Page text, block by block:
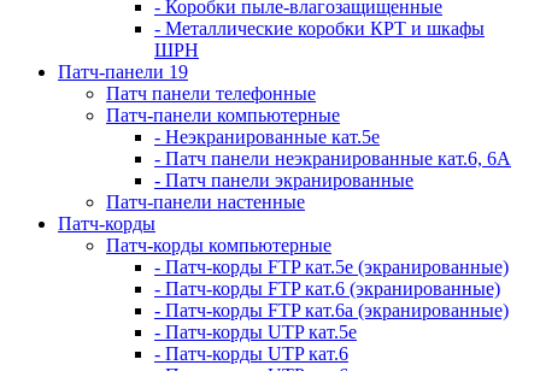
- Коробки пыле-влагозащищенные
- Металлические коробки КРТ и шкафы
ШРН
Патч-панели 19
Патч панели телефонные
Патч-панели компьютерные
- Неэкранированные кат.5е
- Патч панели неэкранированные кат.6, 6А
- Патч панели экранированные
Патч-панели настенные
Патч-корды
Патч-корды компьютерные
- Патч-корды FTP кат.5е (экранированные)
- Патч-корды FTP кат.6 (экранированные)
- Патч-корды FTP кат.6а (экранированные)
- Патч-корды UTP кат.5е
- Патч-корды UTP кат.6